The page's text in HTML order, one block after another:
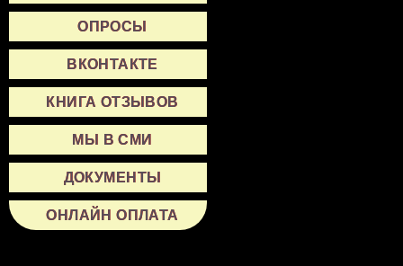
ОПРОСЫ
ВКОНТАКТЕ
КНИГА ОТЗЫВОВ
МЫ В СМИ
ДОКУМЕНТЫ
ОНЛАЙН ОПЛАТА